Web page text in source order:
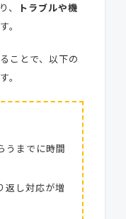
、
トラブルや機
。
ことで、以下の
。
うまでに時間
返し対応が増